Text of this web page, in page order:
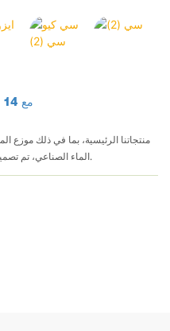
مع 14 عاما من الخبرة في إنتاج موزع المياه
منتجاتنا الرئيسية، بما في ذلك موزع
الماء الصناعي، تم تصميمها من أجل تنقية وترشيح المياه بشكل فائق.